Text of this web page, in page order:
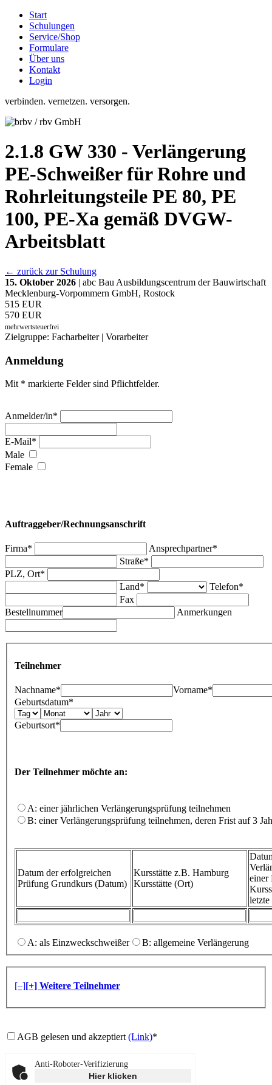
Start
Schulungen
Service/Shop
Formulare
Über uns
Kontakt
Login
verbinden. vernetzen. versorgen.
2.1.8 GW 330 - Verlängerung
PE-Schweißer für Rohre und
Rohrleitungsteile PE 80, PE
100, PE-Xa gemäß DVGW-
Arbeitsblatt
← zurück zur Schulung
15. Oktober 2026 | abc Bau Ausbildungscentrum der Bauwirtschaft
Mecklenburg-Vorpommern GmbH, Rostock
515 EUR
570 EUR
mehrwertsteuerfrei
Zielgruppe: Facharbeiter | Vorarbeiter
Anmeldung
Mit * markierte Felder sind Pflichtfelder.
Anmelder/in*
E-Mail*
Male
Female
Auftraggeber/Rechnungsanschrift
Firma*
Ansprechpartner*
Straße*
PLZ, Ort*
Land*
Telefon*
Fax
Bestellnummer
Anmerkungen
Teilnehmer
Nachname*
Vorname*
Geburtsdatum*
Geburtsort*
Der Teilnehmer möchte an:
A: einer jährlichen Verlängerungsprüfung teilnehmen
B: einer Verlängerungsprüfung teilnehmen, deren Frist auf 3
Datum der erfolgreichen
Prüfung Grundkurs (Datum)
Kursstätte z.B. Hamburg
Kursstätte (Ort)
einer
A: als Einzweckschweißer B: allgemeine Verlängerung
[–][+] Weitere Teilnehmer
AGB gelesen und akzeptiert (Link)*
Anti-Roboter-Verifizierung
Hier klicken